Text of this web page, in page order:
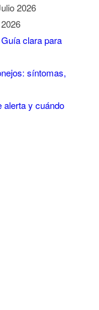
2026
clara para
síntomas,
alerta y cuándo